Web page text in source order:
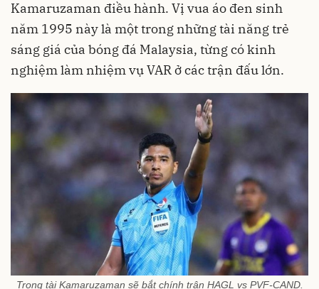
Kamaruzaman điều hành. Vị vua áo đen sinh
năm 1995 này là một trong những tài năng trẻ
sáng giá của bóng đá Malaysia, từng có kinh
nghiệm làm nhiệm vụ VAR ở các trận đấu lớn.
Trọng tài Kamaruzaman sẽ bắt chính trận HAGL vs PVF-CAND.